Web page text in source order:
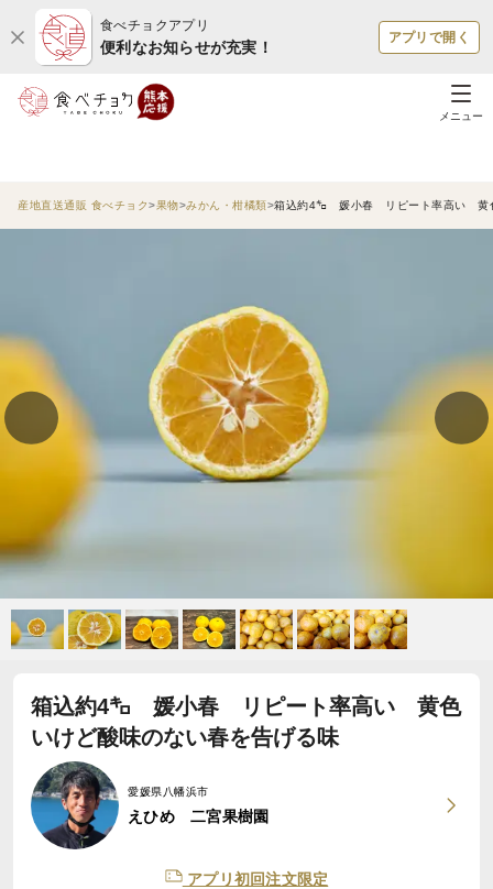
食べチョクアプリ
便利なお知らせが充実！
アプリで開く
メニュー
産地直送通販 食べチョク 果物 みかん・柑橘類 箱込約4㌔ 媛小春 リピート率高い 黄
箱込約4㌔ 媛小春 リピート率高い 黄色
いけど酸味のない春を告げる味
愛媛県八幡浜市
えひめ 二宮果樹園
アプリ初回注文限定